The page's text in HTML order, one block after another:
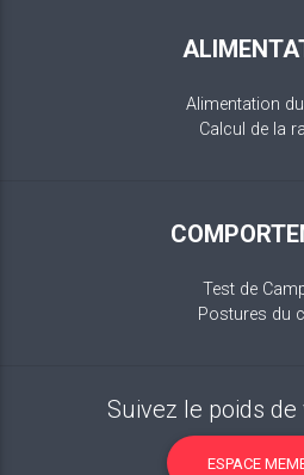
Alimentation
Calcul de la
Test de
Postures du
Suivez le poids
ESPACE